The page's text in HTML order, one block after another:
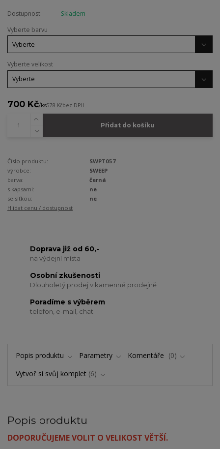
Dostupnost
Skladem
Vyberte barvu
Vyberte velikost
700 Kč/ks578 Kčbez DPH
Přidat do košíku
Číslo produktu:
SWPT057
výrobce:
SWEEP
barva:
černá
s kapsami:
ne
se síťkou:
ne
Hlídat cenu / dostupnost
Doprava již od 60,-
na výdejní místa
Osobní zkušenosti
Dlouholetý prodej v kamenné prodejně
Poradíme s výběrem
telefon, e-mail, chat
Popis produktu Parametry Komentáře
0
Vytvoř si svůj komplet 6
Popis produktu
DOPORUČUJEME VOLIT O VELIKOST VĚTŠÍ.